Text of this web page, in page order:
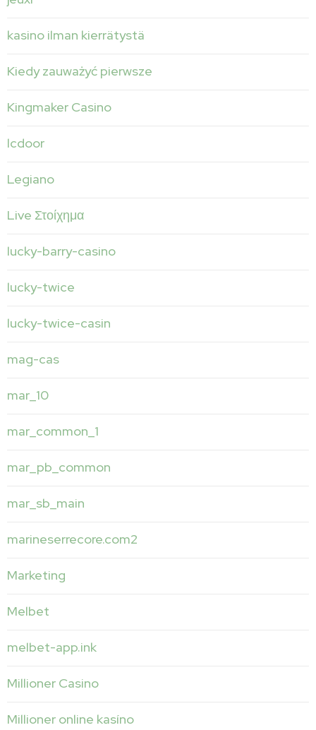
kasino ilman kierrätystä
Kiedy zauważyć pierwsze
Kingmaker Casino
lcdoor
Legiano
Live Στοίχημα
lucky-barry-casino
lucky-twice
lucky-twice-casin
mag-cas
mar_10
mar_common_1
mar_pb_common
mar_sb_main
marineserrecore.com2
Marketing
Melbet
melbet-app.ink
Millioner Casino
Millioner online kasíno